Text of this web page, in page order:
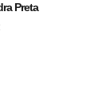
Preta